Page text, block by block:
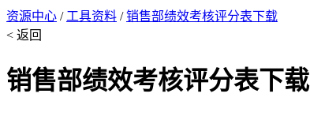
资源中心 / 工具资料 /销售部绩效考核评分表下载
< 返回
销售部绩效考核评分表下载